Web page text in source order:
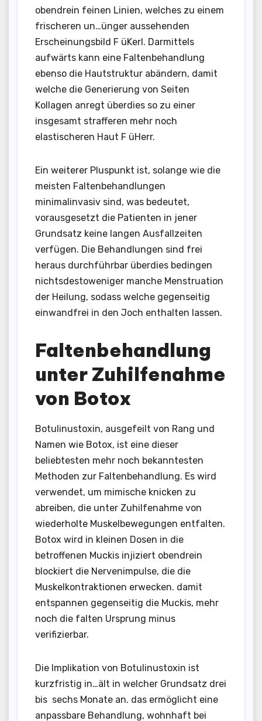
obendrein feinen Linien, welches zu einem
frischeren un…ünger aussehenden
Erscheinungsbild F üKerl. Darmittels
aufwärts kann eine Faltenbehandlung
ebenso die Hautstruktur abändern, damit
welche die Generierung von Seiten
Kollagen anregt überdies so zu einer
insgesamt strafferen mehr noch
elastischeren Haut F üHerr.
Ein weiterer Pluspunkt ist, solange wie die
meisten Faltenbehandlungen
minimalinvasiv sind, was bedeutet,
vorausgesetzt die Patienten in jener
Grundsatz keine langen Ausfallzeiten
verfügen. Die Behandlungen sind frei
heraus durchführbar überdies bedingen
nichtsdestoweniger manche Menstruation
der Heilung, sodass welche gegenseitig
einwandfrei in den Joch enthalten lassen.
Faltenbehandlung
unter Zuhilfenahme
von Botox
Botulinustoxin, ausgefeilt von Rang und
Namen wie Botox, ist eine dieser
beliebtesten mehr noch bekanntesten
Methoden zur Faltenbehandlung. Es wird
verwendet, um mimische knicken zu
abreiben, die unter Zuhilfenahme von
wiederholte Muskelbewegungen entfalten.
Botox wird in kleinen Dosen in die
betroffenen Muckis injiziert obendrein
blockiert die Nervenimpulse, die die
Muskelkontraktionen erwecken. damit
entspannen gegenseitig die Muckis, mehr
noch die falten Ursprung minus
verifizierbar.
Die Implikation von Botulinustoxin ist
kurzfristig in…ält in welcher Grundsatz drei
bis sechs Monate an. das ermöglicht eine
anpassbare Behandlung, wohnhaft bei